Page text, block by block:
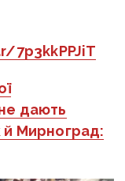
7p3kkPPJiT
дають
й Мирноград: